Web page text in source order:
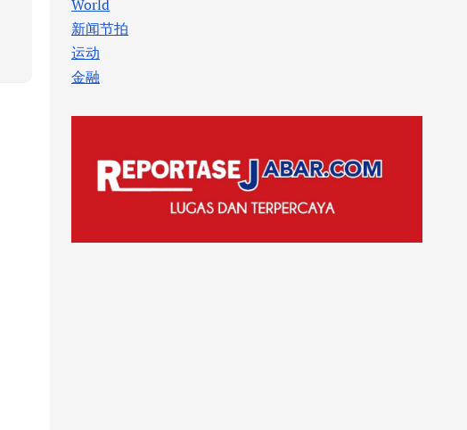
World
新闻节拍
运动
金融